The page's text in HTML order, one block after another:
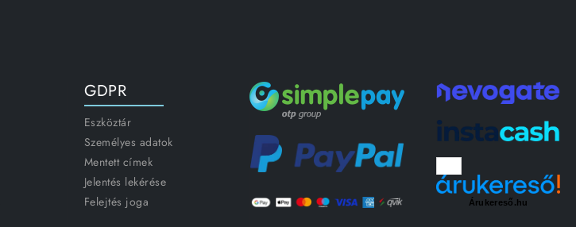
GDPR
Eszköztár
Személyes adatok
Mentett címek
Jelentés lekérése
Felejtés joga
Árukereső.hu